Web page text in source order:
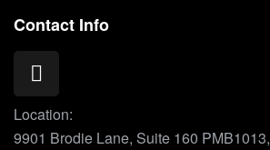
Contact Info
Location:
9901 Brodie Lane, Suite 160 PMB1013,